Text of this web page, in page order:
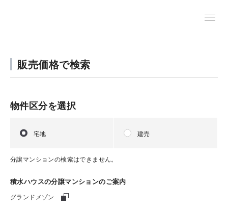
販売価格で検索
物件区分を選択
宅地 建売
分譲マンションの検索はできません。
積水ハウスの分譲マンションのご案内
グランドメゾン